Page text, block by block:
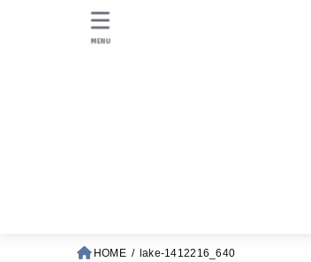
MENU
HOME lake-1412216_640